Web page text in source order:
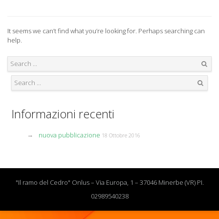
It seems we can’t find what you’re looking for. Perhaps searching can
help.
Informazioni recenti
nuova pubblicazione 18 Ottobre 2016
"Il ramo del Cedro" Onlus – Via Europa, 1 – 37046 Minerbe (VR) PI.
02989540238